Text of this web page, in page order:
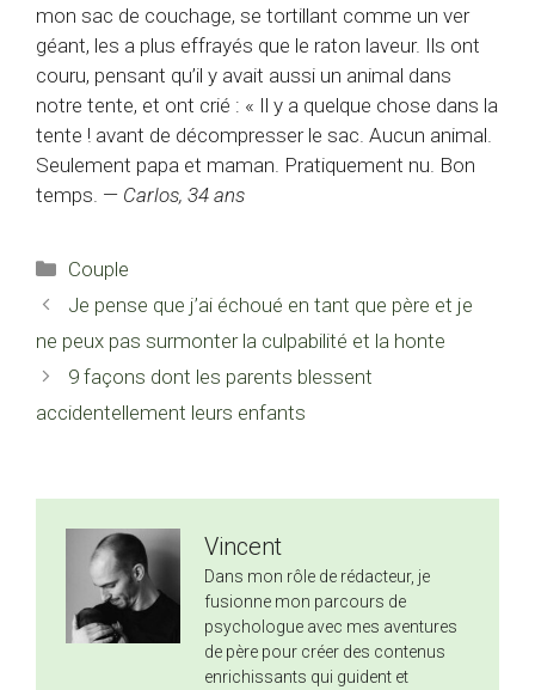
mon sac de couchage, se tortillant comme un ver
géant, les a plus effrayés que le raton laveur. Ils ont
couru, pensant qu’il y avait aussi un animal dans
notre tente, et ont crié : « Il y a quelque chose dans la
tente ! avant de décompresser le sac. Aucun animal.
Seulement papa et maman. Pratiquement nu. Bon
temps. — Carlos, 34 ans
Catégories
Couple
Je pense que j’ai échoué en tant que père et je
ne peux pas surmonter la culpabilité et la honte
9 façons dont les parents blessent
accidentellement leurs enfants
Vincent
Dans mon rôle de rédacteur, je
fusionne mon parcours de
psychologue avec mes aventures
de père pour créer des contenus
enrichissants qui guident et